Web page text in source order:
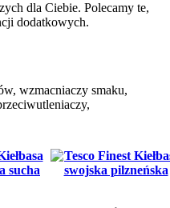
dla Ciebie. Polecamy te,
dodatkowych.
wzmacniaczy smaku,